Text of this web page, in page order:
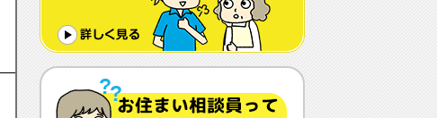
認知症でも入れますか？
入居金が無料～何千万円と大きな差が
あるけど、どこが違うの？